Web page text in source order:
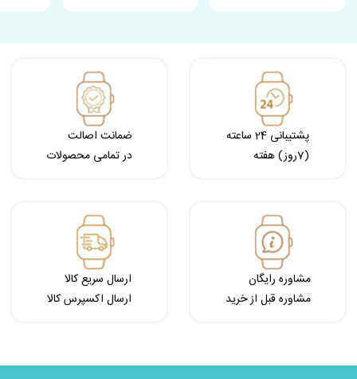
پشتیبانی 24 ساعته
(7روز) هفته
ضمانت اصالت
در تمامی محصولات
مشاوره رایگان
مشاوره قبل از خرید
ارسال سریع کالا
ارسال اکسپرس کالا